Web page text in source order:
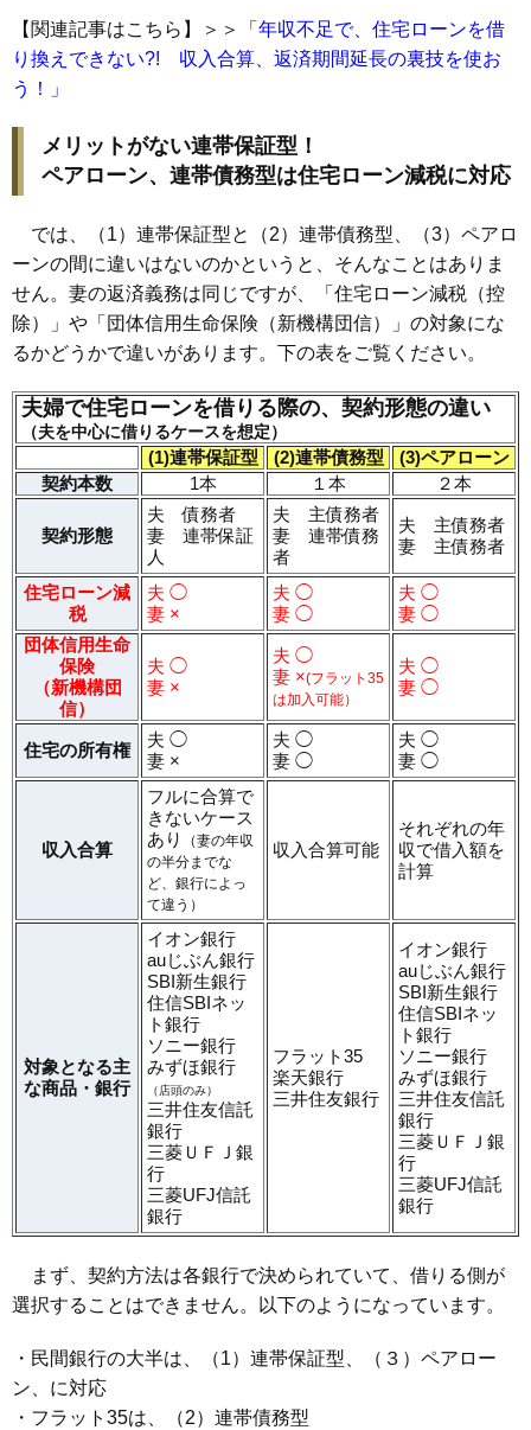
【関連記事はこちら】＞＞
「年収不足で、住宅ローンを借
り換えできない?! 収入合算、返済期間延長の裏技を使お
う！」
メリットがない連帯保証型！
ペアローン、連帯債務型は住宅ローン減税に対応
では、（1）連帯保証型と（2）連帯債務型、（3）ペアロ
ーンの間に違いはないのかというと、そんなことはありま
せん。妻の返済義務は同じですが、「住宅ローン減税（控
除）」や「団体信用生命保険（新機構団信）」の対象にな
るかどうかで違いがあります。下の表をご覧ください。
夫婦で住宅ローンを借りる際の、契約形態の違い
（夫を中心に借りるケースを想定）
(1)連帯保証型 (2)連帯債務型
(3)ペアローン
契約本数
1本 １本 ２本
契約形態
夫 債務者
妻 連帯保証
人
夫 主債務者
妻 連帯債務
者
夫 主債務者
妻 主債務者
住宅ローン減
税
夫 ◯
妻 ×
夫 ◯
妻 ◯
夫 ◯
妻 ◯
団体信用生命
保険
（新機構団
信）
夫 ◯
妻 ×
夫 ◯
妻 ×(フラット35
は加入可能）
夫 ◯
妻 ◯
住宅の所有権
夫 ◯
妻 ×
夫 ◯
妻 ◯
夫 ◯
妻 ◯
収入合算
フルに合算で
きないケース
あり
（妻の年収
の半分までな
ど、銀行によっ
て違う）
収入合算可能
それぞれの年
収で借入額を
計算
対象となる主
な商品・銀行
イオン銀行
auじぶん銀行
SBI新生銀行
住信SBIネッ
ト銀行
ソニー銀行
みずほ銀行
（店頭のみ）
三井住友信託
銀行
三菱ＵＦＪ銀
行
三菱UFJ信託
銀行
フラット35
楽天銀行
三井住友銀行
イオン銀行
auじぶん銀行
SBI新生銀行
住信SBIネッ
ト銀行
ソニー銀行
みずほ銀行
三井住友信託
銀行
三菱ＵＦＪ銀
行
三菱UFJ信託
銀行
まず、契約方法は各銀行で決められていて、借りる側が
選択することはできません。以下のようになっています。
・民間銀行の大半は、（1）連帯保証型、（３）ペアロー
ン、に対応
・フラット35は、（2）連帯債務型